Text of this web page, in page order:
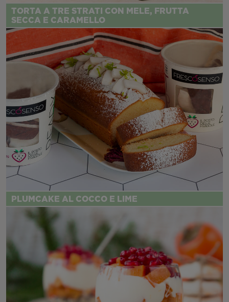
TORTA A TRE STRATI CON MELE, FRUTTA
SECCA E CARAMELLO
PLUMCAKE AL COCCO E LIME